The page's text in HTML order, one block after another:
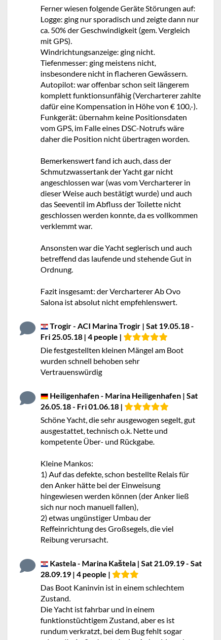
Ferner wiesen folgende Geräte Störungen auf:
Logge: ging nur sporadisch und zeigte dann nur
ca. 50% der Geschwindigkeit (gem. Vergleich
mit GPS).
Windrichtungsanzeige: ging nicht.
Tiefenmesser: ging meistens nicht,
insbesondere nicht in flacheren Gewässern.
Autopilot: war offenbar schon seit längerem
komplett funktionsunfähig (Vercharterer zahlte
dafür eine Kompensation in Höhe von € 100,-).
Funkgerät: übernahm keine Positionsdaten
vom GPS, im Falle eines DSC-Notrufs wäre
daher die Position nicht übertragen worden.
Bemerkenswert fand ich auch, dass der
Schmutzwassertank der Yacht gar nicht
angeschlossen war (was vom Vercharterer in
dieser Weise auch bestätigt wurde) und auch
das Seeventil im Abfluss der Toilette nicht
geschlossen werden konnte, da es vollkommen
verklemmt war.
Ansonsten war die Yacht seglerisch und auch
betreffend das laufende und stehende Gut in
Ordnung.
Fazit insgesamt: der Vercharterer Ab Ovo
Salona ist absolut nicht empfehlenswert.
Trogir - ACI Marina Trogir | Sat 19.05.18 -
Fri 25.05.18 | 4 people |
Die festgestellten kleinen Mängel am Boot
wurden schnell behoben sehr
Vertrauenswürdig
Heiligenhafen - Marina Heiligenhafen | Sat
26.05.18 - Fri 01.06.18 |
Schöne Yacht, die sehr ausgewogen segelt, gut
ausgestattet, technisch o.k. Nette und
kompetente Über- und Rückgabe.
Kleine Mankos:
1) Auf das defekte, schon bestellte Relais für
den Anker hätte bei der Einweisung
hingewiesen werden können (der Anker ließ
sich nur noch manuell fallen),
2) etwas ungünstiger Umbau der
Reffeinrichtung des Großsegels, die viel
Reibung verursacht.
Kastela - Marina Kaštela | Sat 21.09.19 - Sat
28.09.19 | 4 people |
Das Boot Kaninvin ist in einem schlechtem
Zustand.
Die Yacht ist fahrbar und in einem
funktionstüchtigem Zustand, aber es ist
rundum verkratzt, bei dem Bug fehlt sogar